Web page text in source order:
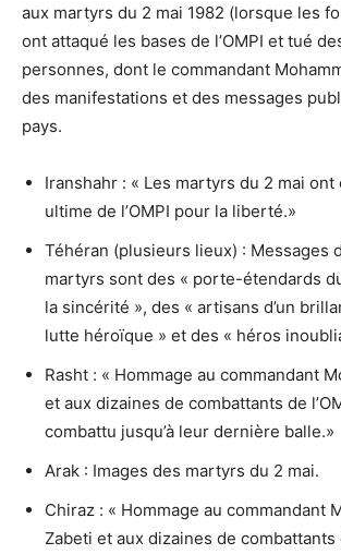
aux martyrs du 2 mai 1982 (lorsque les
ont attaqué les bases de l’OMPI et tué
personnes, dont le commandant
des manifestations et des messages
pays.
Iranshahr : « Les martyrs du 2 mai
ultime de l’OMPI pour la liberté.»
Téhéran (plusieurs lieux) : Messages
martyrs sont des « porte-étendards
la sincérité », des « artisans d’un
lutte héroïque » et des « héros
Rasht : « Hommage au commandant
et aux dizaines de combattants de
combattu jusqu’à leur dernière balle.»
Arak : Images des martyrs du 2 mai.
Chiraz : « Hommage au commandant
Zabeti et aux dizaines de combattants